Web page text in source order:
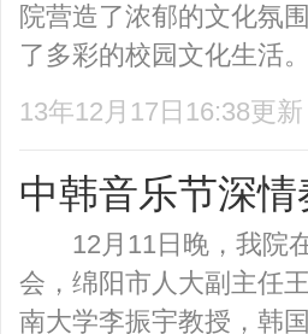
院营造了浓郁的文化氛
了多彩的校园文化生活
13年12月17日16:38更新
中韩音乐节深
12月11日晚，我院在
会，绵阳市人大副主任
南大学李振宇教授，韩